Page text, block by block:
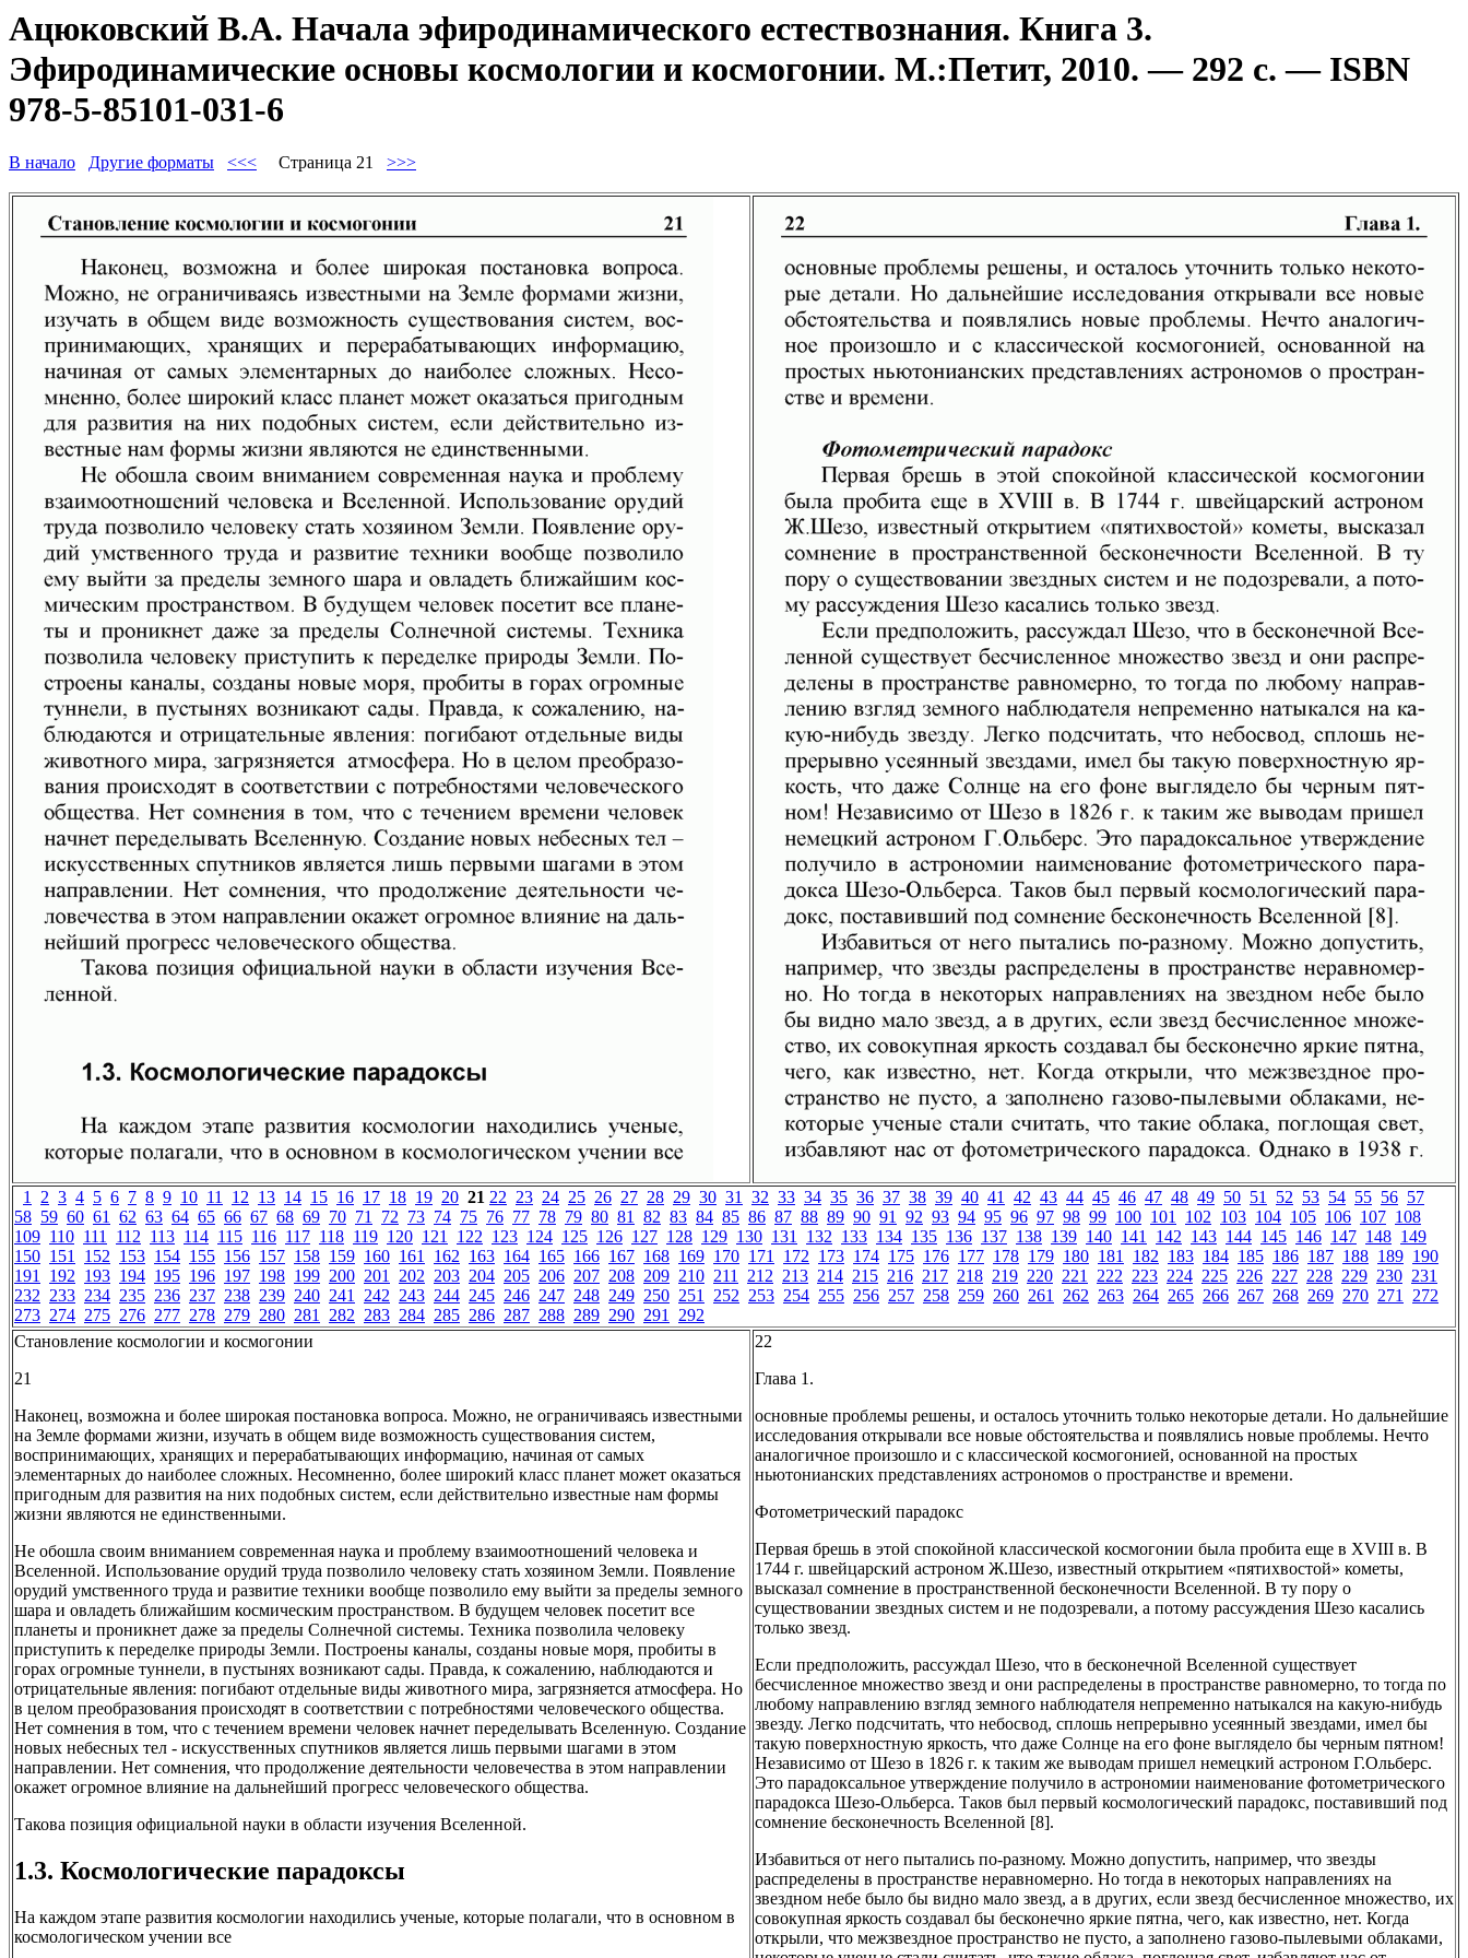
Ацюковский В.А. Начала эфиродинамического естествознания. Книга 3.
Эфиродинамические основы космологии и космогонии. М.:Петит, 2010. — 292 с. — ISBN
978-5-85101-031-6
В начало Другие форматы <<< Страница 21 >>>
1 2 3 4 5 6 7 8 9 10 11 12 13 14 15 16 17 18 19 20 21 22 23 24 25 26 27 28 29 30 31 32 33 34 35 36 37 38 39 40 41 42 43 44 45 46 47 48 49 50 51 52 53 54 55 56 57
58 59 60 61 62 63 64 65 66 67 68 69 70 71 72 73 74 75 76 77 78 79 80 81 82 83 84 85 86 87 88 89 90 91 92 93 94 95 96 97 98 99 100 101 102 103 104 105 106 107 108
109 110 111 112 113 114 115 116 117 118 119 120 121 122 123 124 125 126 127 128 129 130 131 132 133 134 135 136 137 138 139 140 141 142 143 144 145 146 147 148 149
150 151 152 153 154 155 156 157 158 159 160 161 162 163 164 165 166 167 168 169 170 171 172 173 174 175 176 177 178 179 180 181 182 183 184 185 186 187 188 189 190
191 192 193 194 195 196 197 198 199 200 201 202 203 204 205 206 207 208 209 210 211 212 213 214 215 216 217 218 219 220 221 222 223 224 225 226 227 228 229 230 231
232 233 234 235 236 237 238 239 240 241 242 243 244 245 246 247 248 249 250 251 252 253 254 255 256 257 258 259 260 261 262 263 264 265 266 267 268 269 270 271 272
273 274 275 276 277 278 279 280 281 282 283 284 285 286 287 288 289 290 291 292
Становление космологии и космогонии
21
Наконец, возможна и более широкая постановка вопроса. Можно, не ограничиваясь известными
на Земле формами жизни, изучать в общем виде возможность существования систем,
воспринимающих, хранящих и перерабатывающих информацию, начиная от самых
элементарных до наиболее сложных. Несомненно, более широкий класс планет может оказаться
пригодным для развития на них подобных систем, если действительно известные нам формы
жизни являются не единственными.
Не обошла своим вниманием современная наука и проблему взаимоотношений человека и
Вселенной. Использование орудий труда позволило человеку стать хозяином Земли. Появление
орудий умственного труда и развитие техники вообще позволило ему выйти за пределы земного
шара и овладеть ближайшим космическим пространством. В будущем человек посетит все
планеты и проникнет даже за пределы Солнечной системы. Техника позволила человеку
приступить к переделке природы Земли. Построены каналы, созданы новые моря, пробиты в
горах огромные туннели, в пустынях возникают сады. Правда, к сожалению, наблюдаются и
отрицательные явления: погибают отдельные виды животного мира, загрязняется атмосфера. Но
в целом преобразования происходят в соответствии с потребностями человеческого общества.
Нет сомнения в том, что с течением времени человек начнет переделывать Вселенную. Создание
новых небесных тел - искусственных спутников является лишь первыми шагами в этом
направлении. Нет сомнения, что продолжение деятельности человечества в этом направлении
окажет огромное влияние на дальнейший прогресс человеческого общества.
Такова позиция официальной науки в области изучения Вселенной.
1.3. Космологические парадоксы
На каждом этапе развития космологии находились ученые, которые полагали, что в основном в
космологическом учении все
22
Глава 1.
основные проблемы решены, и осталось уточнить только некоторые детали. Но дальнейшие
исследования открывали все новые обстоятельства и появлялись новые проблемы. Нечто
аналогичное произошло и с классической космогонией, основанной на простых
ньютонианских представлениях астрономов о пространстве и времени.
Фотометрический парадокс
Первая брешь в этой спокойной классической космогонии была пробита еще в XVIII в. В
1744 г. швейцарский астроном Ж.Шезо, известный открытием «пятихвостой» кометы,
высказал сомнение в пространственной бесконечности Вселенной. В ту пору о
существовании звездных систем и не подозревали, а потому рассуждения Шезо касались
только звезд.
Если предположить, рассуждал Шезо, что в бесконечной Вселенной существует
бесчисленное множество звезд и они распределены в пространстве равномерно, то тогда по
любому направлению взгляд земного наблюдателя непременно натыкался на какую-нибудь
звезду. Легко подсчитать, что небосвод, сплошь непрерывно усеянный звездами, имел бы
такую поверхностную яркость, что даже Солнце на его фоне выглядело бы черным пятном!
Независимо от Шезо в 1826 г. к таким же выводам пришел немецкий астроном Г.Ольберс.
Это парадоксальное утверждение получило в астрономии наименование фотометрического
парадокса Шезо-Ольберса. Таков был первый космологический парадокс, поставивший под
сомнение бесконечность Вселенной [8].
Избавиться от него пытались по-разному. Можно допустить, например, что звезды
распределены в пространстве неравномерно. Но тогда в некоторых направлениях на
звездном небе было бы видно мало звезд, а в других, если звезд бесчисленное множество, их
совокупная яркость создавал бы бесконечно яркие пятна, чего, как известно, нет. Когда
открыли, что межзвездное пространство не пусто, а заполнено газово-пылевыми облаками,